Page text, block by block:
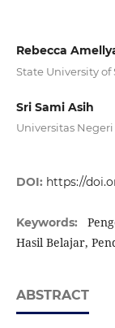
Rebecca
State University of
Sri Sami Asih
Universitas
DOI: https://
Keywords:
Hasil Belajar,
ABSTRACT